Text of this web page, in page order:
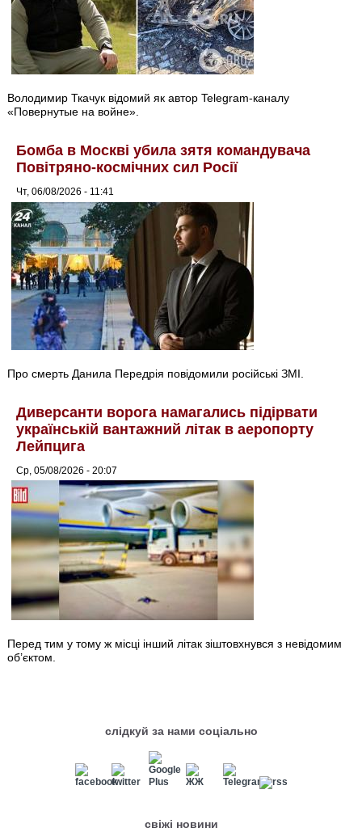
Володимир Ткачук відомий як автор Telegram-каналу
«Повернутые на войне».
Бомба в Москві убила зятя командувача
Повітряно-космічних сил Росії
Чт, 06/08/2026 - 11:41
Про смерть Данила Передрія повідомили російські ЗМІ.
Диверсанти ворога намагались підірвати
українській вантажний літак в аеропорту
Лейпцига
Ср, 05/08/2026 - 20:07
Перед тим у тому ж місці інший літак зіштовхнувся з невідомим
об’єктом.
слідкуй за нами соціально
свіжі новини